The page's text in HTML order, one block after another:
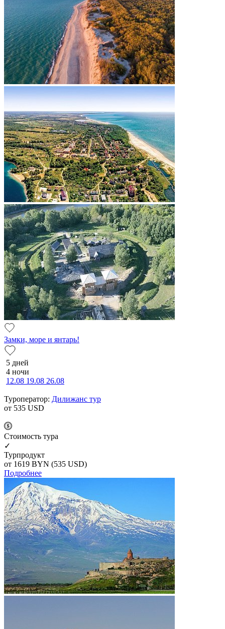
Замки, море и янтарь!
5 дней
4 ночи
12.08 19.08 26.08
Туроператор: Дилижанс тур
от 535 USD
Cтоимость тура
✓
Турпродукт
от 1619 BYN (535 USD)
Подробнее